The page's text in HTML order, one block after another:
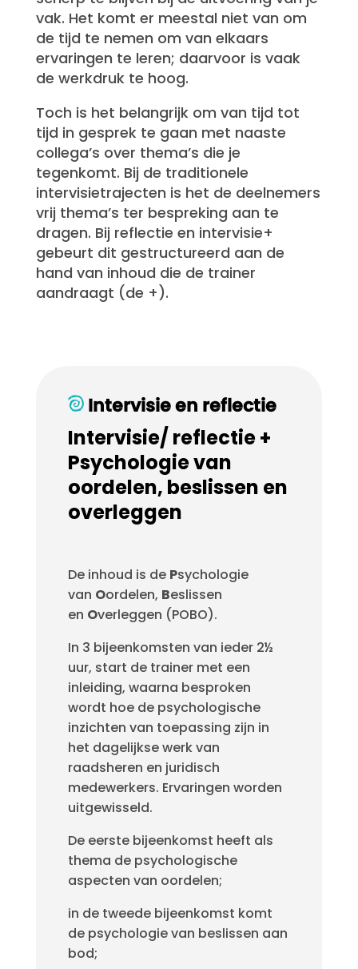
vak. Het komt er meestal niet van om
de tijd te nemen om van elkaars
ervaringen te leren; daarvoor is vaak
de werkdruk te hoog.
Toch is het belangrijk om van tijd tot
tijd in gesprek te gaan met naaste
collega’s over thema’s die je
tegenkomt. Bij de traditionele
intervisietrajecten is het de deelnemers
vrij thema’s ter bespreking aan te
dragen. Bij reflectie en intervisie+
gebeurt dit gestructureerd aan de
hand van inhoud die de trainer
aandraagt (de +).
Intervisie en reflectie
Intervisie/ reflectie +
Psychologie van
oordelen, beslissen en
overleggen
De inhoud is de Psychologie
van Oordelen, Beslissen
en Overleggen (POBO).
In 3 bijeenkomsten van ieder 2½
uur, start de trainer met een
inleiding, waarna besproken
wordt hoe de psychologische
inzichten van toepassing zijn in
het dagelijkse werk van
raadsheren en juridisch
medewerkers. Ervaringen worden
uitgewisseld.
De eerste bijeenkomst heeft als
thema de psychologische
aspecten van oordelen;
in de tweede bijeenkomst komt
de psychologie van beslissen aan
bod;